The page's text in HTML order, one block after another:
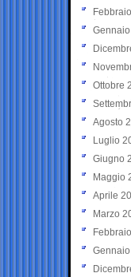
Ottobre
Agosto
Luglio
Giugno
Maggio
Aprile
Marzo